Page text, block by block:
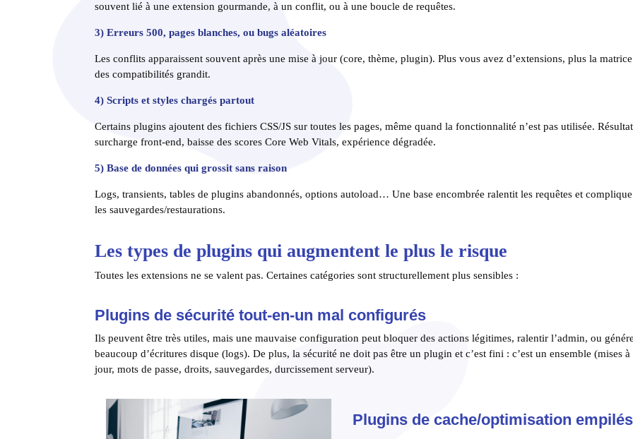
souvent lié à une extension gourmande, à un conflit, ou à une boucle de requêtes.
3) Erreurs 500, pages blanches, ou bugs aléatoires
Les conflits apparaissent souvent après une mise à jour (core, thème, plugin). Plus vous avez d’extensions, plus la matrice
des compatibilités grandit.
4) Scripts et styles chargés partout
Certains plugins ajoutent des fichiers CSS/JS sur toutes les pages, même quand la fonctionnalité n’est pas utilisée.
surcharge front-end, baisse des scores Core Web Vitals, expérience dégradée.
5) Base de données qui grossit sans raison
Logs, transients, tables de plugins abandonnés, options autoload… Une base encombrée ralentit les requêtes et complique
les sauvegardes/restaurations.
Les types de plugins qui augmentent le plus le risque
Toutes les extensions ne se valent pas. Certaines catégories sont structurellement plus sensibles :
Plugins de sécurité tout-en-un mal configurés
Ils peuvent être très utiles, mais une mauvaise configuration peut bloquer des actions légitimes, ralentir l’admin, ou
beaucoup d’écritures disque (logs). De plus, la sécurité ne doit pas être un plugin et c’est fini : c’est un ensemble (mises à
jour, mots de passe, droits, sauvegardes, durcissement serveur).
Plugins de cache/optimisation empilés